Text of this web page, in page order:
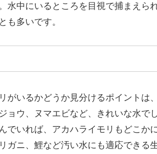
水中にいるところを目視で捕まえら
も多いです。
いるかどうか見分けるポイントは、
ョウ、ヌマエビなど、きれいな水でし
でいれば、アカハライモリもどこか
ガニ、鯉など汚い水にも適応できる